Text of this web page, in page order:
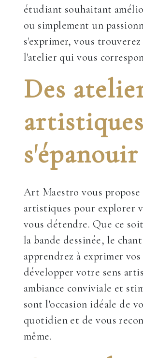
étudiant souhaitant
ou simplement un
s'exprimer, vous
l'atelier qui vous
Des
s'épanouir
Art Maestro vous
artistiques pour explorer
vous détendre. Que ce
la bande dessinée, le
apprendrez à exprimer
développer votre sens
ambiance conviviale et
sont l'occasion idéale de
quotidien et de vous
même.